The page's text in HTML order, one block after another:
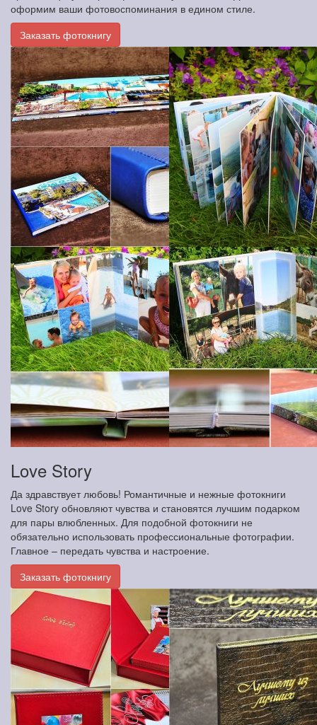
оформим ваши фотовоспоминания в едином стиле.
Заказать фотокнигу
Love Story
Да здравствует любовь! Романтичные и нежные фотокниги
Love Story обновляют чувства и становятся лучшим подарком
для пары влюбленных. Для подобной фотокниги не
обязательно использовать профессиональные фотографии.
Главное – передать чувства и настроение.
Заказать фотокнигу